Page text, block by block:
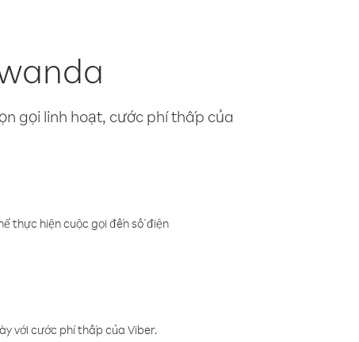
gọi linh hoạt, cước phí thấp của
thực hiện cuộc gọi đến số điện
với cước phí thấp của Viber.